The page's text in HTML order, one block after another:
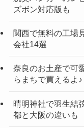
ズボン対応版も
関西で無料の工場
会社14選
奈良のお土産で可
らまちで買えるよ♪
晴明神社で羽生結
都と大阪の違いも